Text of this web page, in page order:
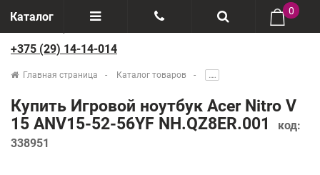
Каталог
Отзывы
Производители
Возврат товаров
+375(29) 888-44-44
0
+375 (29) 14-14-014
Главная страница Каталог товаров .....
Купить Игровой ноутбук Acer Nitro V
15 ANV15-52-56YF NH.QZ8ER.001
код:
338951